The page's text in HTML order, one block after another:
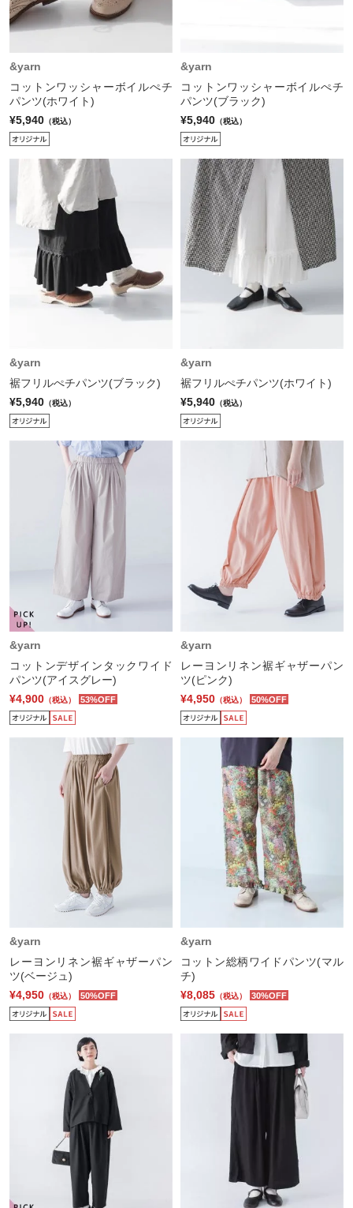
&yarn
コットンワッシャーボイルぺチ
パンツ(ホワイト)
¥5,940 （税込）
&yarn
コットンワッシャーボイルぺチ
パンツ(ブラック)
¥5,940 （税込）
&yarn
裾フリルぺチパンツ(ブラック)
¥5,940 （税込）
&yarn
裾フリルぺチパンツ(ホワイト)
¥5,940 （税込）
&yarn
コットンデザインタックワイド
パンツ(アイスグレー)
¥4,900 （税込） 53%OFF
&yarn
レーヨンリネン裾ギャザーパン
ツ(ピンク)
¥4,950 （税込） 50%OFF
&yarn
レーヨンリネン裾ギャザーパン
ツ(ベージュ)
¥4,950 （税込） 50%OFF
&yarn
コットン総柄ワイドパンツ(マル
チ)
¥8,085 （税込） 30%OFF